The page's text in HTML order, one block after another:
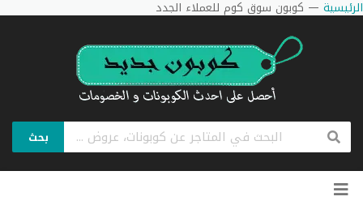
الرئيسية — كوبون سوق كوم للعملاء الجدد
بحث
تخطي